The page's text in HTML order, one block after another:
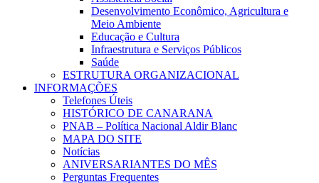
Desenvolvimento Econômico, Agricultura e
Meio Ambiente
Educação e Cultura
Infraestrutura e Serviços Públicos
Saúde
ESTRUTURA ORGANIZACIONAL
INFORMAÇÕES
Telefones Úteis
HISTÓRICO DE CANARANA
PNAB – Política Nacional Aldir Blanc
MAPA DO SITE
Notícias
ANIVERSARIANTES DO MÊS
Perguntas Frequentes